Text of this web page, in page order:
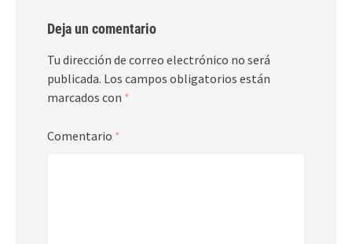
Deja un comentario
Tu dirección de correo electrónico no será
publicada. Los campos obligatorios están
marcados con *
Comentario *